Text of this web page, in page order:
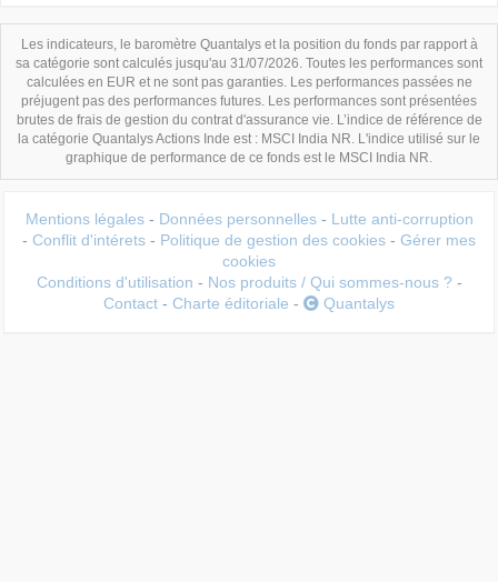
Les indicateurs, le baromètre Quantalys et la position du fonds par rapport à
sa catégorie sont calculés jusqu'au 31/07/2026. Toutes les performances sont
calculées en EUR et ne sont pas garanties. Les performances passées ne
préjugent pas des performances futures. Les performances sont présentées
brutes de frais de gestion du contrat d'assurance vie. L’indice de référence de
la catégorie Quantalys Actions Inde est : MSCI India NR. L'indice utilisé sur le
graphique de performance de ce fonds est le MSCI India NR.
Mentions légales - Données personnelles - Lutte anti-corruption
- Conflit d'intérets - Politique de gestion des cookies - Gérer mes
cookies
Conditions d'utilisation - Nos produits / Qui sommes-nous ? -
Contact - Charte éditoriale - Quantalys